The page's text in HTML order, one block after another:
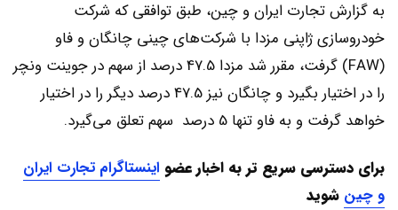
به گزارش تجارت ایران و چین، طبق توافقی که شرکت
خودروسازی ژاپنی مزدا با شرکت‌های چینی چانگان و فاو
(FAW) گرفت، مقرر شد مزدا 47.5 درصد از سهم در جوینت ونچر
را در اختیار بگیرد و چانگان نیز 47.5 درصد دیگر را در اختیار
خواهد گرفت و به فاو تنها 5 درصد سهم تعلق می‌گیرد.
برای دسترسی سریع تر به اخبارعضو اینستاگرام تجارت ایران
و چین شوید